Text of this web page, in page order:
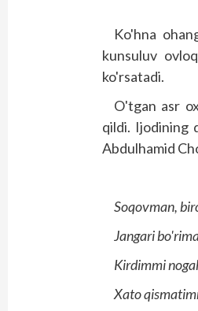
Ko'hna
kunsuluv
ko'rsatadi.
O'tgan asr
qildi. Ijodining
Abdulhamid
Soqovman,
Jangari
Kirdimmi
Xato